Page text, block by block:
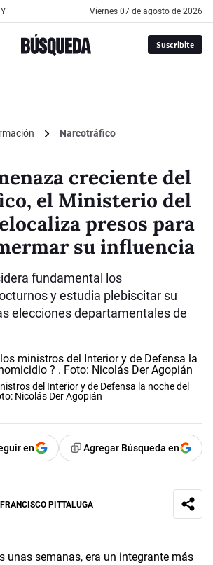
viernes 07 de agosto de 2026
Suscribite
Narcotráfico
creciente del
el Ministerio del
presos para
su influencia
fundamental los
y estudia plebiscitar su
elecciones departamentales de
del Interior y de Defensa la noche del
Nicolás Der Agopián
en Agregar Búsqueda en
PITTALUGA
unas semanas, era un integrante más